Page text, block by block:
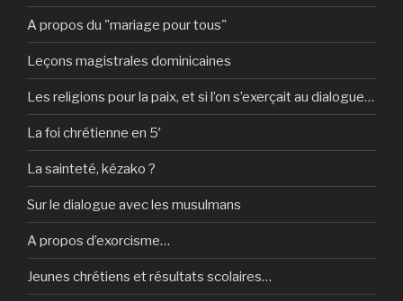
A propos du "mariage pour tous"
Leçons magistrales dominicaines
Les religions pour la paix, et si l’on s’exerçait au dialogue…
La foi chrétienne en 5′
La sainteté, kézako ?
Sur le dialogue avec les musulmans
A propos d’exorcisme…
Jeunes chrétiens et résultats scolaires…